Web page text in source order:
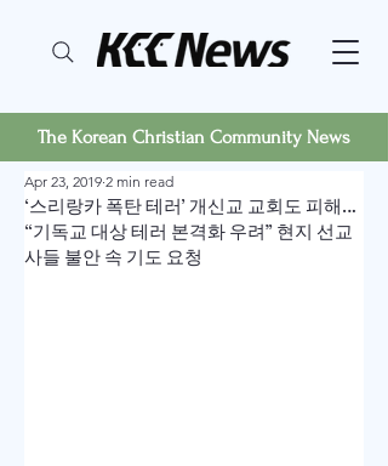
The Korean Christian Community News
‘스리랑카 폭탄 테러’ 개신교 교회도 피해…
“기독교 대상 테러 본격화 우려” 현지 선교
사들 불안 속 기도 요청
Apr 23, 2019 2 min read